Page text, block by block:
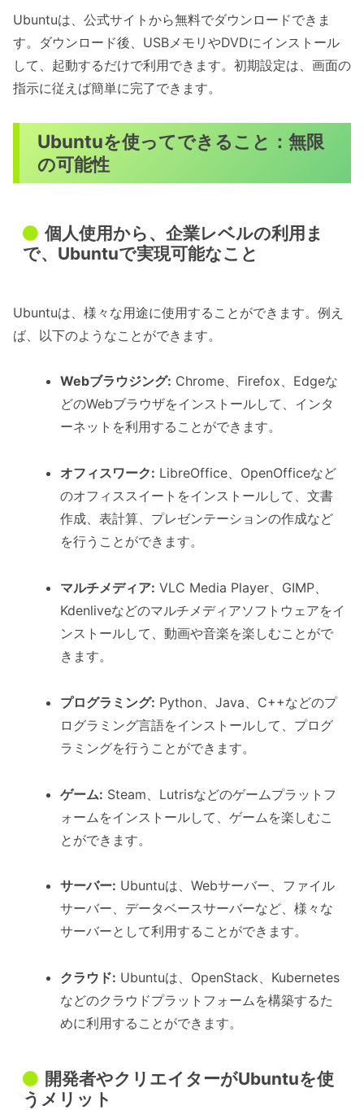
Ubuntuは、公式サイトから無料でダウンロードできま
す。ダウンロード後、USBメモリやDVDにインストール
して、起動するだけで利用できます。初期設定は、画面の
指示に従えば簡単に完了できます。
Ubuntuを使ってできること：無限
の可能性
個人使用から、企業レベルの利用ま
で、Ubuntuで実現可能なこと
Ubuntuは、様々な用途に使用することができます。例え
ば、以下のようなことができます。
Webブラウジング: Chrome、Firefox、Edgeな
どのWebブラウザをインストールして、インタ
ーネットを利用することができます。
オフィスワーク: LibreOffice、OpenOfficeなど
のオフィススイートをインストールして、文書
作成、表計算、プレゼンテーションの作成など
を行うことができます。
マルチメディア: VLC Media Player、GIMP、
Kdenliveなどのマルチメディアソフトウェアをイ
ンストールして、動画や音楽を楽しむことがで
きます。
プログラミング: Python、Java、C++などのプ
ログラミング言語をインストールして、プログ
ラミングを行うことができます。
ゲーム: Steam、Lutrisなどのゲームプラットフ
ォームをインストールして、ゲームを楽しむこ
とができます。
サーバー: Ubuntuは、Webサーバー、ファイル
サーバー、データベースサーバーなど、様々な
サーバーとして利用することができます。
クラウド: Ubuntuは、OpenStack、Kubernetes
などのクラウドプラットフォームを構築するた
めに利用することができます。
開発者やクリエイターがUbuntuを使
うメリット